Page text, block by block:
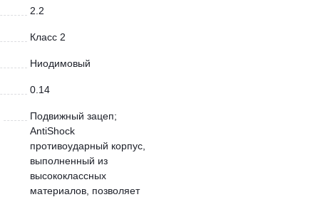
2.2
Класс 2
Ниодимовый
0.14
Подвижный зацеп;
AntiShock
противоударный корпус,
выполненный из
высококлассных
материалов, позволяет